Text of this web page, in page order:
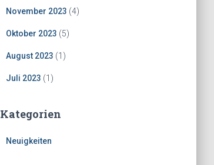
November 2023 (4)
Oktober 2023 (5)
August 2023 (1)
Juli 2023 (1)
Kategorien
Neuigkeiten